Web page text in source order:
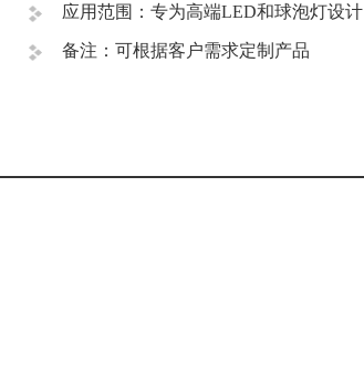
应用范围：专为高端LED和球泡灯设计
备注：可根据客户需求定制产品